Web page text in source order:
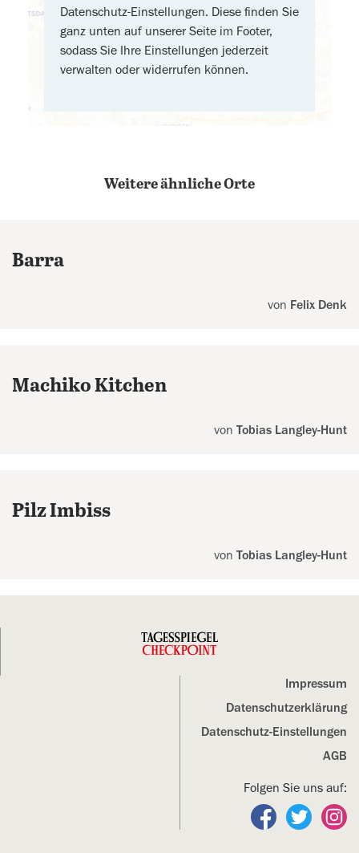
Datenschutz-Einstellungen. Diese finden Sie
ganz unten auf unserer Seite im Footer,
sodass Sie Ihre Einstellungen jederzeit
verwalten oder widerrufen können.
Weitere ähnliche Orte
Barra
von Felix Denk
Machiko Kitchen
von Tobias Langley-Hunt
Pilz Imbiss
von Tobias Langley-Hunt
Impressum
Datenschutz­erklärung
Datenschutz-Einstellungen
AGB
Folgen Sie uns auf:
Folgen Sie